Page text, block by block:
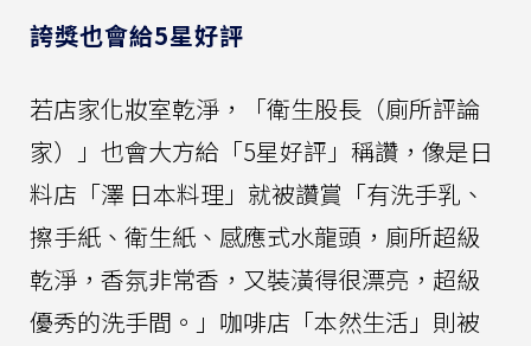
誇獎也會給5星好評
若店家化妝室乾淨，「衛生股長（廁所評論
家）」也會大方給「5星好評」稱讚，像是日
料店「澤 日本料理」就被讚賞「有洗手乳、
擦手紙、衛生紙、感應式水龍頭，廁所超級
乾淨，香氛非常香，又裝潢得很漂亮，超級
優秀的洗手間。」咖啡店「本然生活」則被